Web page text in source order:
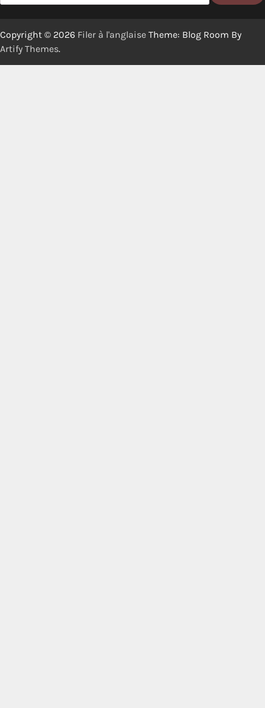
Copyright © 2026 Filer à l'anglaise Theme: Blog Room By
Artify Themes.